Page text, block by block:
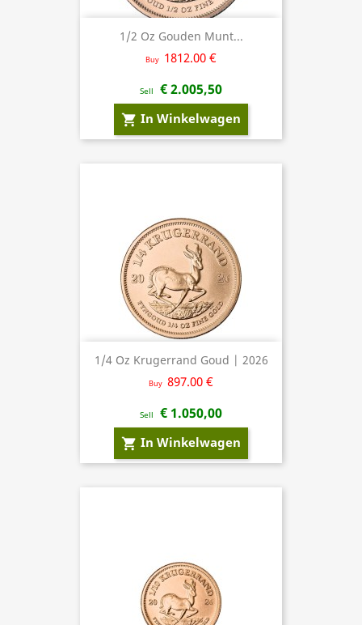
1/2 Oz Gouden Munt...
Buy 1812.00 €
Sell € 2.005,50
shopping_cart In Winkelwagen
1/4 Oz Krugerrand Goud | 2026
Buy 897.00 €
Sell € 1.050,00
shopping_cart In Winkelwagen